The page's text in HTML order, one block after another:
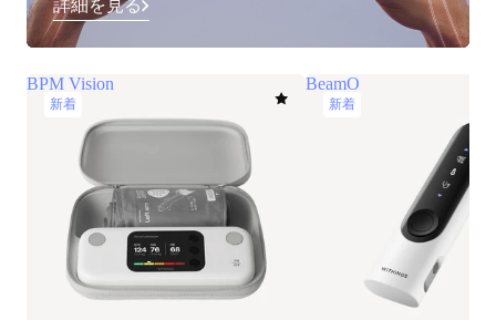
詳細を見る
BPM Vision
新着
BeamO
新着